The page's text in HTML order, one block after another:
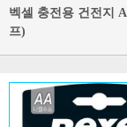
벡셀 충전용 건전지
프)